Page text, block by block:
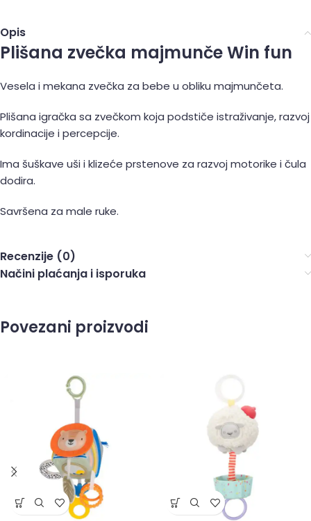
Opis
Plišana zvečka majmunče Win fun
Vesela i mekana zvečka za bebe u obliku majmunčeta.
Plišana igračka sa zvečkom koja podstiče istraživanje, razvoj
kordinacije i percepcije.
Ima šuškave uši i klizeće prstenove za razvoj motorike i čula
dodira.
Savršena za male ruke.
Recenzije (0)
Načini plaćanja i isporuka
Povezani proizvodi